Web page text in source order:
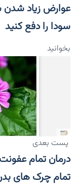
عوارض زیاد
سودا را دفع کنید
بخوانید
پست بعدی
درمان تمام
تمام چرک های